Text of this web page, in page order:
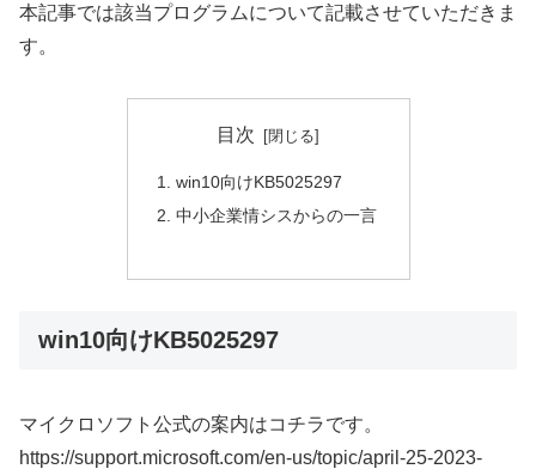
本記事では該当プログラムについて記載させていただきま
す。
目次
win10向けKB5025297
中小企業情シスからの一言
win10向けKB5025297
マイクロソフト公式の案内はコチラです。
https://support.microsoft.com/en-us/topic/april-25-2023-